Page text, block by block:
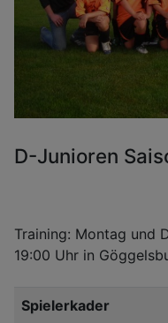
D-Junioren
Training: Montag und
19:00 Uhr in
Spielerkader